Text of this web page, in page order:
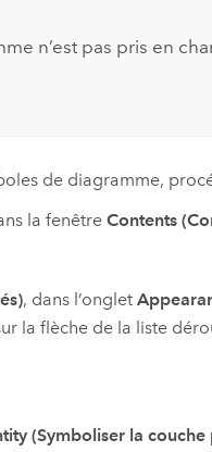
n’est pas pris en
de diagramme,
la fenêtreContents
, dans l’onglet
la flèche de la liste
(Symboliser la couche